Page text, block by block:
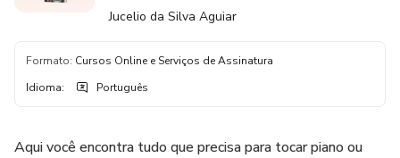
Jucelio da Silva Aguiar
Formato: Cursos Online e Serviços de Assinatura
Idioma: Português
Aqui você encontra tudo que precisa para tocar piano ou